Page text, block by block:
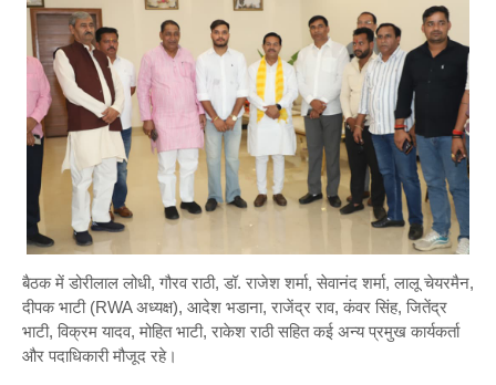
बैठक में डोरीलाल लोधी, गौरव राठी, डॉ. राजेश शर्मा, सेवानंद शर्मा, लालू चेयरमैन,
दीपक भाटी (RWA अध्यक्ष), आदेश भडाना, राजेंद्र राव, कंवर सिंह, जितेंद्र
भाटी, विक्रम यादव, मोहित भाटी, राकेश राठी सहित कई अन्य प्रमुख कार्यकर्ता
और पदाधिकारी मौजूद रहे।